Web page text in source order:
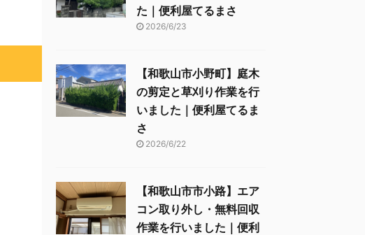
た｜便利屋てるまさ
2026/6/23
【和歌山市小野町】庭木
の剪定と草刈り作業を行
いました｜便利屋てるま
さ
2026/6/22
【和歌山市市小路】エア
コン取り外し・無料回収
作業を行いました｜便利